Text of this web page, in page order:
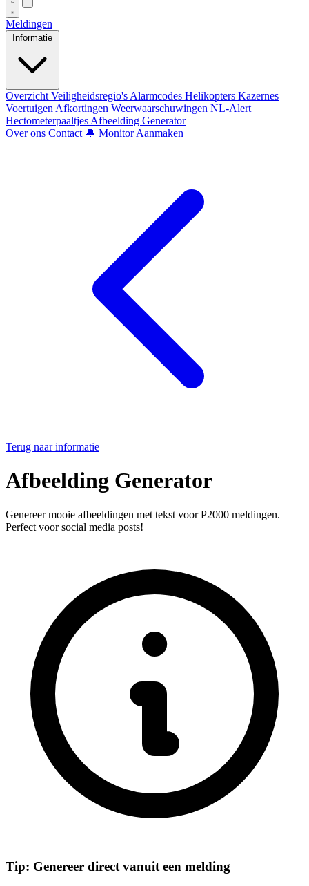
Meldingen
Informatie
Overzicht Veiligheidsregio's Alarmcodes Helikopters Kazernes
Voertuigen Afkortingen Weerwaarschuwingen NL-Alert
Hectometerpaaltjes Afbeelding Generator
Over ons Contact 🔔 Monitor Aanmaken
Terug naar informatie
Afbeelding Generator
Genereer mooie afbeeldingen met tekst voor P2000 meldingen.
Perfect voor social media posts!
Tip: Genereer direct vanuit een melding